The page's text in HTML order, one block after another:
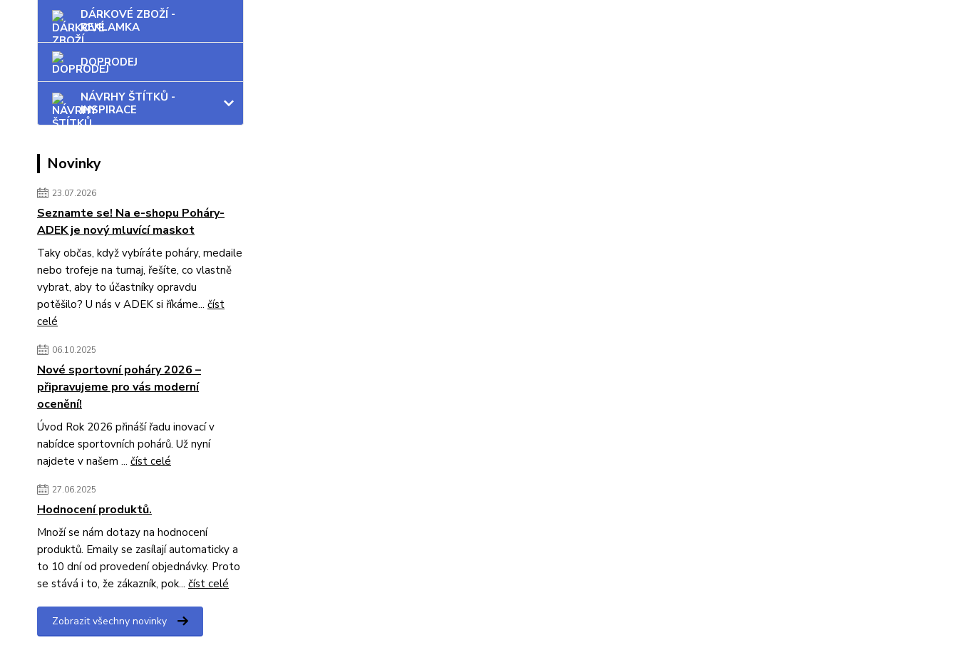
DÁRKOVÉ ZBOŽÍ -
REKLAMKA
DOPRODEJ
NÁVRHY ŠTÍTKŮ -
INSPIRACE
Novinky
23.07.2026
Seznamte se! Na e-shopu Poháry-
ADEK je nový mluvící maskot
Taky občas, když vybíráte poháry, medaile
nebo trofeje na turnaj, řešíte, co vlastně
vybrat, aby to účastníky opravdu
potěšilo? U nás v ADEK si říkáme... číst
celé
06.10.2025
Nové sportovní poháry 2026 –
připravujeme pro vás moderní
ocenění!
Úvod Rok 2026 přináší řadu inovací v
nabídce sportovních pohárů. Už nyní
najdete v našem ... číst celé
27.06.2025
Hodnocení produktů.
Množí se nám dotazy na hodnocení
produktů. Emaily se zasílají automaticky a
to 10 dní od provedení objednávky. Proto
se stává i to, že zákazník, pok... číst celé
Zobrazit všechny novinky